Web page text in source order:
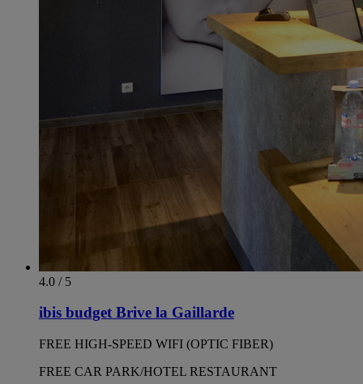
4.0 / 5
ibis budget Brive la Gaillarde
FREE HIGH-SPEED WIFI (OPTIC FIBER)
FREE CAR PARK/HOTEL RESTAURANT